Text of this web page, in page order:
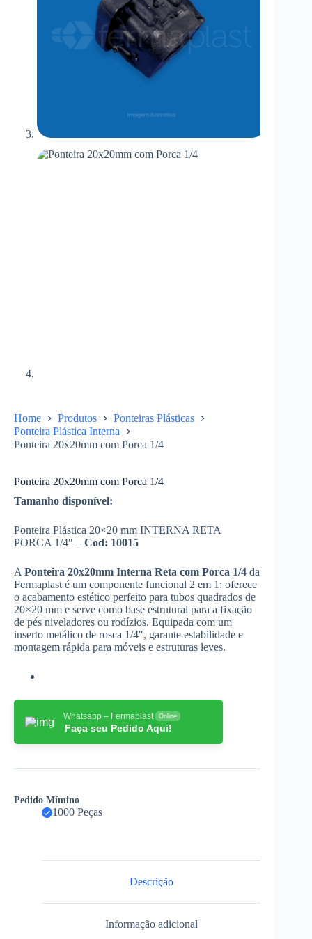
Home Produtos
Ponteiras Plásticas
Ponteira Plástica Interna
Ponteira 20x20mm com Porca 1/4
Ponteira 20x20mm com Porca 1/4
Tamanho disponível:
Ponteira Plástica 20×20 mm INTERNA RETA
PORCA 1/4″ – Cod: 10015
A Ponteira 20x20mm Interna Reta com Porca 1/4 da
Fermaplast é um componente funcional 2 em 1: oferece
o acabamento estético perfeito para tubos quadrados de
20×20 mm e serve como base estrutural para a fixação
de pés niveladores ou rodízios. Equipada com um
inserto metálico de rosca 1/4″, garante estabilidade e
montagem rápida para móveis e estruturas leves.
Whatsapp – Fermaplast Online
Faça seu Pedido Aqui!
Pedido Mímino
1000 Peças
Descrição
Informação adicional